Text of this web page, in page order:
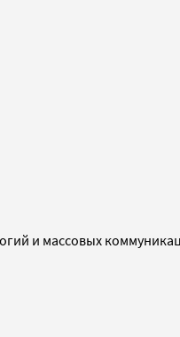
и массовых